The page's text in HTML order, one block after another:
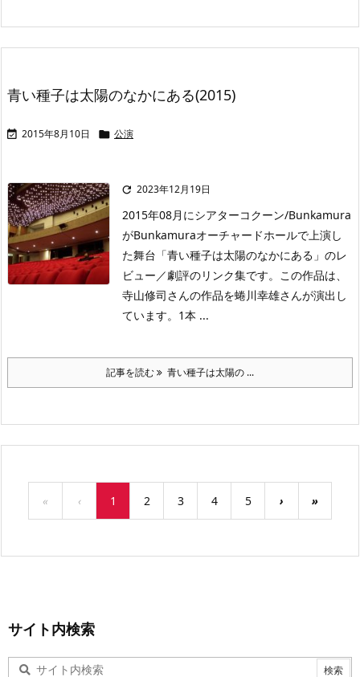
青い種子は太陽のなかにある(2015)
 2015年8月10日  公演
 2023年12月19日
2015年08月にシアターコクーン/Bunkamura
がBunkamuraオーチャードホールで上演し
た舞台「青い種子は太陽のなかにある」のレ
ビュー／劇評のリンク集です。この作品は、
寺山修司さんの作品を蜷川幸雄さんが演出し
ています。1本 ...
記事を読む 青い種子は太陽の ...
« ‹ 1 2 3 4 5 › »
サイト内検索